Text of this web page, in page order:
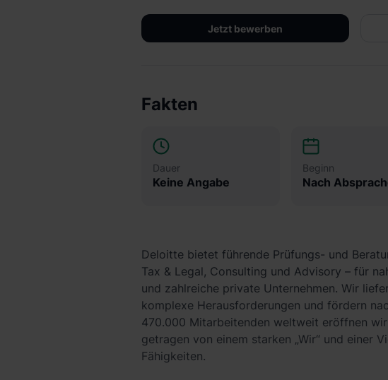
Jetzt bewerben
Fakten
Dauer
Keine Angabe
Beginn
Nach
Deloitte bietet führende Prüfungs- und
Tax & Legal, Consulting und Advisory – für
und zahlreiche private Unternehmen. Wir
komplexe Herausforderungen und fördern
470.000 Mitarbeitenden weltweit eröffnen
getragen von einem starken „Wir“ und einer
Fähigkeiten.